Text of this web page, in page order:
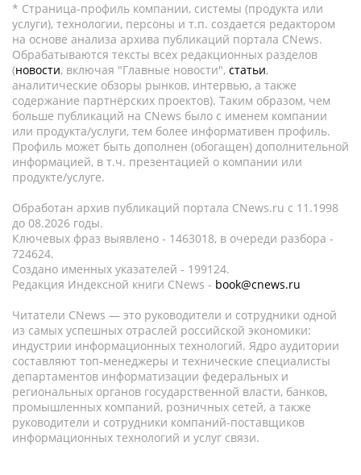
* Страница-профиль компании, системы (продукта или
услуги), технологии, персоны и т.п. создается редактором
на основе анализа архива публикаций портала CNews.
Обрабатываются тексты всех редакционных разделов
(новости, включая "Главные новости", статьи,
аналитические обзоры рынков, интервью, а также
содержание партнёрских проектов). Таким образом, чем
больше публикаций на CNews было с именем компании
или продукта/услуги, тем более информативен профиль.
Профиль может быть дополнен (обогащен) дополнительной
информацией, в т.ч. презентацией о компании или
продукте/услуге.
Обработан архив публикаций портала CNews.ru c 11.1998
до 08.2026 годы.
Ключевых фраз выявлено - 1463018, в очереди разбора -
724624.
Создано именных указателей - 199124.
Редакция Индексной книги CNews - book@cnews.ru
Читатели CNews — это руководители и сотрудники одной
из самых успешных отраслей российской экономики:
индустрии информационных технологий. Ядро аудитории
составляют топ-менеджеры и технические специалисты
департаментов информатизации федеральных и
региональных органов государственной власти, банков,
промышленных компаний, розничных сетей, а также
руководители и сотрудники компаний-поставщиков
информационных технологий и услуг связи.